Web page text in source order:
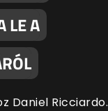
LE A
Daniel Ricciardo.